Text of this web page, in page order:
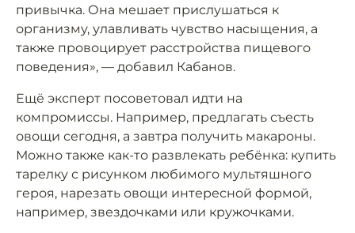
привычка. Она мешает прислушаться к
организму, улавливать чувство насыщения, а
также провоцирует расстройства пищевого
поведения», — добавил Кабанов.
Ещё эксперт посоветовал идти на
компромиссы. Например, предлагать съесть
овощи сегодня, а завтра получить макароны.
Можно также как-то развлекать ребёнка: купить
тарелку с рисунком любимого мультяшного
героя, нарезать овощи интересной формой,
например, звездочками или кружочками.